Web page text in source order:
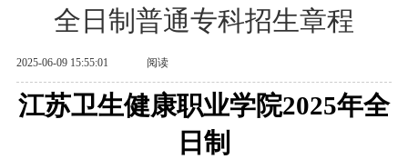
全日制普通专科招生章程
2025-06-09 15:55:01 阅读
江苏卫生健康职业学院2025年全
日制